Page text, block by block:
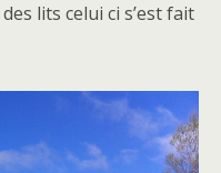
lits celui ci s’est fait